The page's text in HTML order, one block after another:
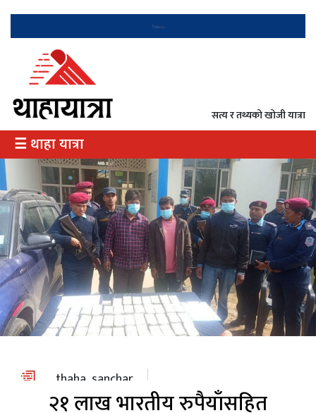
सत्य र तथ्यको खोजी यात्रा
☰ थाहा यात्रा
राजनीति
अर्थ
उत्पादन
दृष्टिकोण
दर्शन
इतिहास
विभेद
स्वास्थ्य
thaha_sanchar
२१ लाख भारतीय रुपैयाँसहित